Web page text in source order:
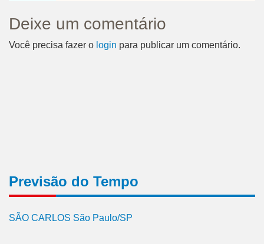
Deixe um comentário
Você precisa fazer o login para publicar um comentário.
Previsão do Tempo
SÃO CARLOS São Paulo/SP